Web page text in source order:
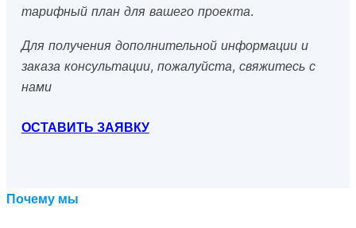
тарифный план для вашего проекта.
Для получения дополнительной информации и
заказа консультации, пожалуйста, свяжитесь с
нами
ОСТАВИТЬ ЗАЯВКУ
Почему мы